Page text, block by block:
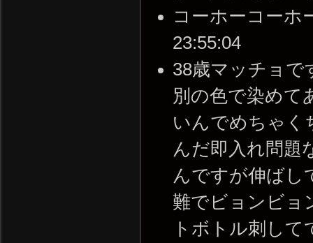
コーホーコーホ
23:55:04
38歳マッチョで
別の色で染めて
いんでめちゃく
んだ即入れ問題
んですが伸ばし
難でビョンビョ
トボトル刺し